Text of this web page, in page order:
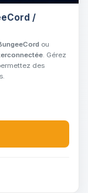
/
ou
. Gérez
des